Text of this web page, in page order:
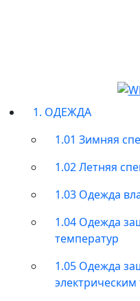
1. ОДЕЖДА
1.01 Зимняя
1.02 Летняя
1.03 Одежда
1.04 Одежда
температур
1.05 Одежда